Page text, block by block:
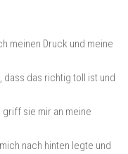
meinen Druck und meine
das richtig toll ist und
sie mir an meine
nach hinten legte und